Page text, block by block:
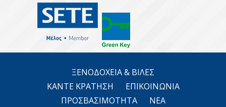
ΞΕΝΟΔΟΧΕΙΑ & ΒΙΛΕΣ
ΚΑΝΤΕ KΡΑΤΗΣΗ
ΕΠΙΚΟΙΝΩΝΙΑ
ΠΡΟΣΒΑΣΙΜΟΤΗΤΑ
ΝΕΑ